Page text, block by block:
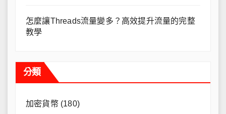
怎麼讓Threads流量變多？高效提升流量的完整
教學
分類
加密貨幣(180)